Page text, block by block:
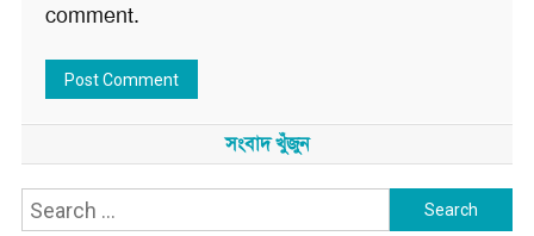
comment.
সংবাদ খুঁজুন
Search